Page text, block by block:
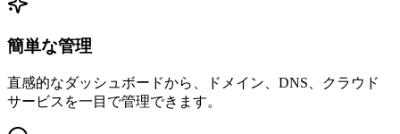
簡単な管理
直感的なダッシュボードから、ドメイン、DNS、クラウド
サービスを一目で管理できます。